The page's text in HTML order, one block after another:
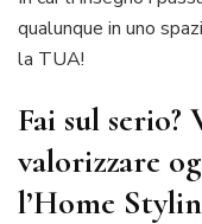
qualunque in uno
la TUA!
Fai sul serio?
valorizzare
l’Home